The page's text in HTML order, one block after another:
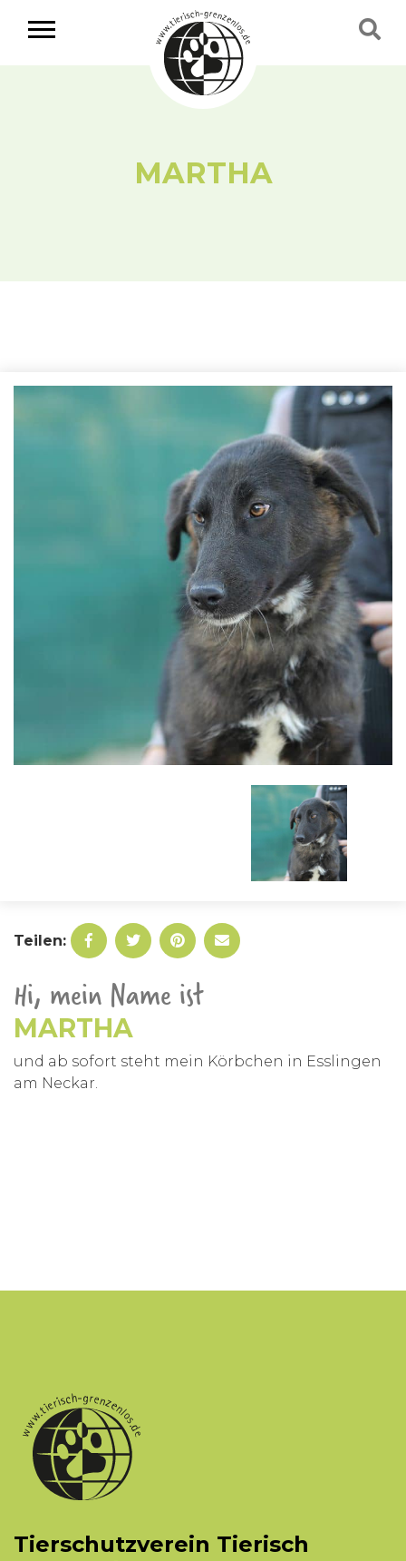
MARTHA
Teilen:
Hi, mein Name ist
MARTHA
und ab sofort steht mein Körbchen in Esslingen
am Neckar.
Tierschutzverein Tierisch